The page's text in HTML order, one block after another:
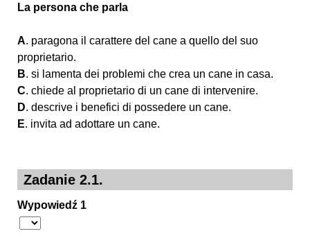
La persona che parla
A. paragona il carattere del cane a quello del suo
proprietario.
B. si lamenta dei problemi che crea un cane in casa.
C. chiede al proprietario di un cane di intervenire.
D. descrive i benefici di possedere un cane.
E. invita ad adottare un cane.
Zadanie 2.1.
Wypowiedź 1